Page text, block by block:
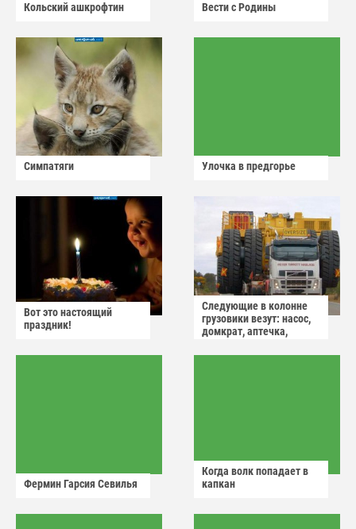
Кольский ашкрофтин Вести с Родины
Симпатяги Улочка в предгорье
Вот это настоящий
праздник!
Следующие в колонне
грузовики везут: насос,
домкрат, аптечка,
Фермин Гарсия Севилья
Когда волк попадает в
капкан